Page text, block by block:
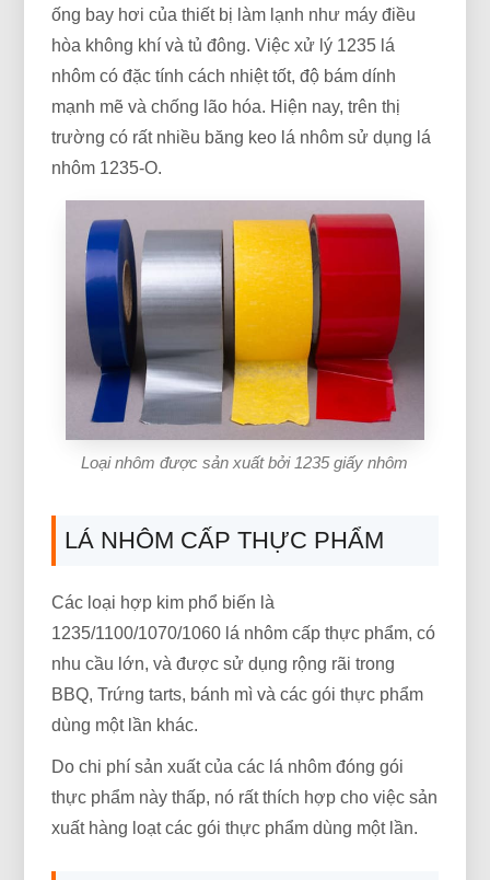
ống bay hơi của thiết bị làm lạnh như máy điều
hòa không khí và tủ đông. Việc xử lý 1235 lá
nhôm có đặc tính cách nhiệt tốt, độ bám dính
mạnh mẽ và chống lão hóa. Hiện nay, trên thị
trường có rất nhiều băng keo lá nhôm sử dụng lá
nhôm 1235-O.
Loại nhôm được sản xuất bởi 1235 giấy nhôm
LÁ NHÔM CẤP THỰC PHẨM
Các loại hợp kim phổ biến là
1235/1100/1070/1060 lá nhôm cấp thực phẩm, có
nhu cầu lớn, và được sử dụng rộng rãi trong
BBQ, Trứng tarts, bánh mì và các gói thực phẩm
dùng một lần khác.
Do chi phí sản xuất của các lá nhôm đóng gói
thực phẩm này thấp, nó rất thích hợp cho việc sản
xuất hàng loạt các gói thực phẩm dùng một lần.